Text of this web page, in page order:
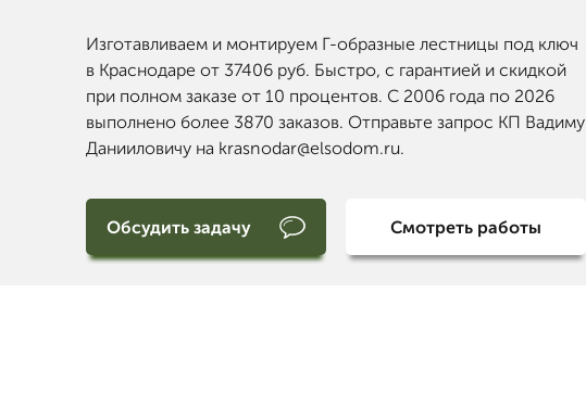
Изготавливаем и монтируем Г-образные лестницы под ключ
в Краснодаре от 37406 руб. Быстро, с гарантией и скидкой
при полном заказе от 10 процентов. С 2006 года по 2026
выполнено более 3870 заказов. Отправьте запрос КП Вадиму
Данииловичу на krasnodar@elsodom.ru.
Обсудить задачу Смотреть работы